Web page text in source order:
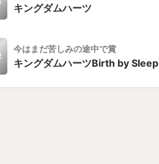
キングダムハーツ
今はまだ苦しみの途中で賞
キングダムハーツBirth by Sleep